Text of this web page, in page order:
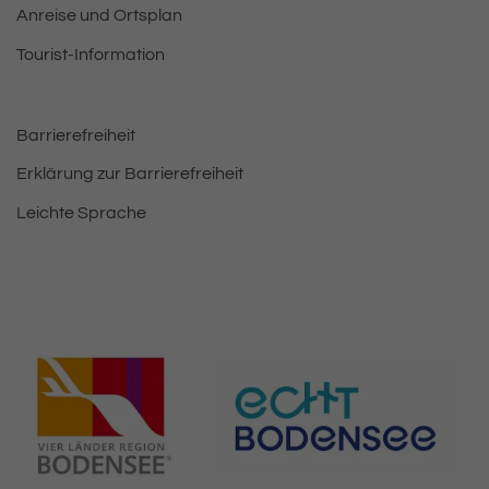
Anreise und Ortsplan
Tourist-Information
Barrierefreiheit
Erklärung zur Barrierefreiheit
Leichte Sprache